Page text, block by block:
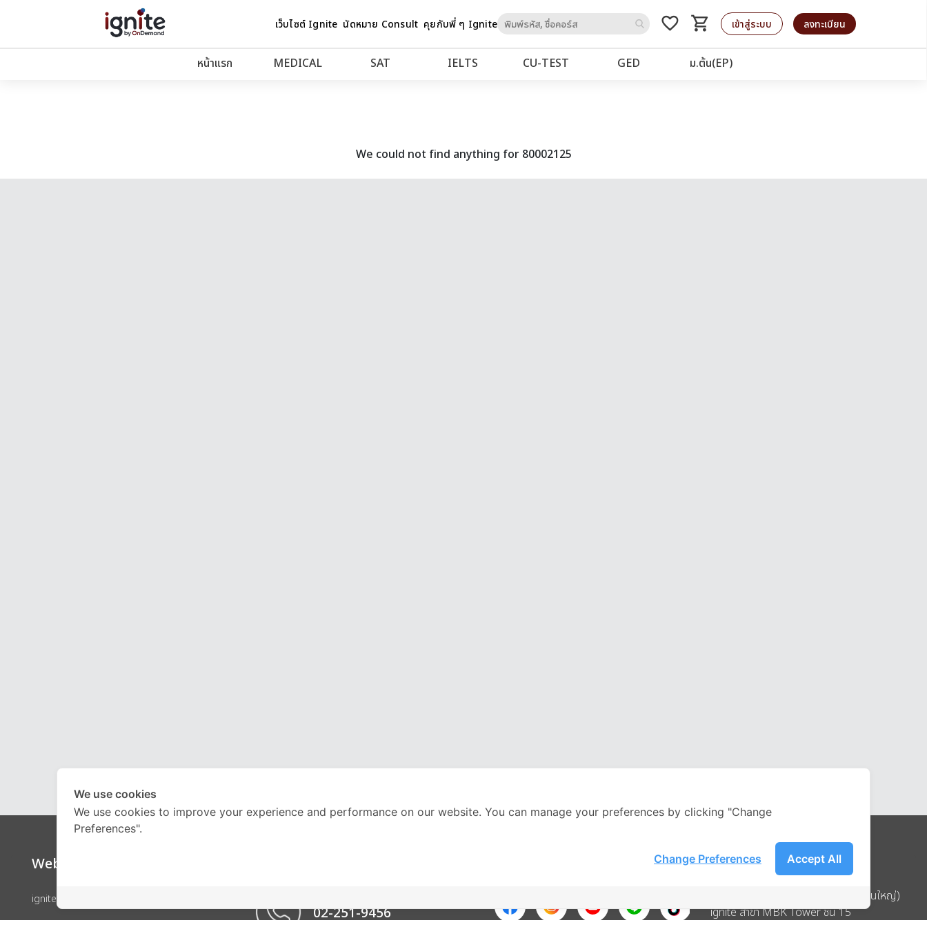
เว็บไซต์ Ignite นัดหมาย Consult คุยกับพี่ ๆ Igniteto
favorite_border shopping_cart
รถเข็น เข้าสู่ระบบ ลงทะเบียน
หน้าแรก MEDICAL SAT IELTS CU‑TEST GED ม.ต้น(EP)
We could not find anything for 80002125
Website
ignite by OnDemand
02-251-9456
Address
บริษัท อิกไนท์ เอ สตาร์ จำกัด (สำนักงานใหญ่)
ignite สาขา MBK Tower ชั้น 15
We use cookies
We use cookies to improve your experience and performance on our website. You can manage your preferences by clicking "Change
Preferences".
Accept All
Change Preferences